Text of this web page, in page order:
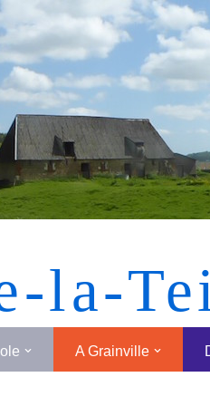
[MONTRER SOUS
la-
A Grainville